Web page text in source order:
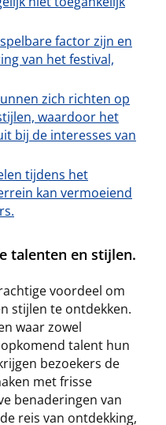
factor zijn en
van het festival,
zich richten op
waardoor het
bij de interesses van
tijdens het
kan vermoeiend
talenten en stijlen.
voordeel om
stijlen te ontdekken.
waar zowel
talent hun
bezoekers de
met frisse
benaderingen van
reis van ontdekking,